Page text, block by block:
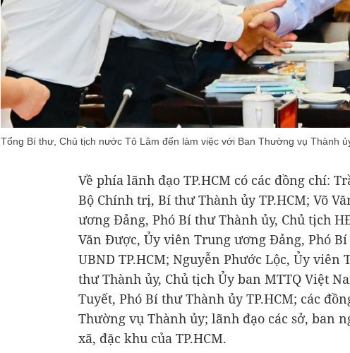
Tổng Bí thư, Chủ tịch nước Tô Lâm đến làm việc với Ban Thường vụ Thành
Về phía lãnh đạo TP.HCM có các đồng chí:
Bộ Chính trị, Bí thư Thành ủy TP.HCM; Võ
ương Đảng, Phó Bí thư Thành ủy, Chủ tịch
Văn Được, Ủy viên Trung ương Đảng, Phó
UBND TP.HCM; Nguyễn Phước Lộc, Ủy
thư Thành ủy, Chủ tịch Ủy ban MTTQ Việt
Tuyết, Phó Bí thư Thành ủy TP.HCM; các
Thường vụ Thành ủy; lãnh đạo các sở, ban
xã, đặc khu của TP.HCM.